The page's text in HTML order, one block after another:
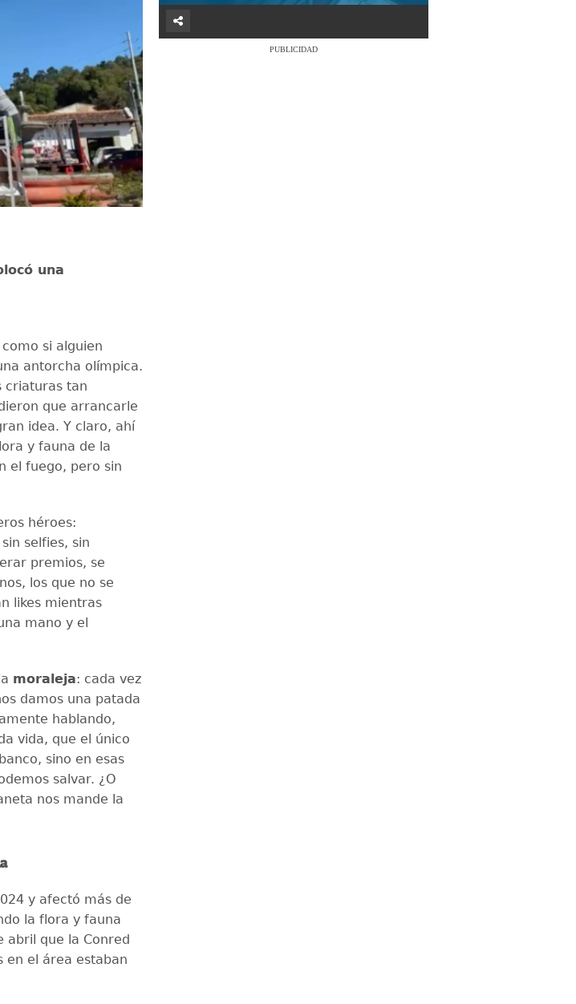
una
si alguien
antorcha olímpica.
criaturas tan
que arrancarle
idea. Y claro, ahí
y fauna de la
el fuego, pero sin
héroes:
selfies, sin
premios, se
los que no se
likes mientras
mano y el
moraleja: cada vez
damos una patada
hablando,
vida, que el único
sino en esas
salvar. ¿O
nos mande la
y afectó más de
la flora y fauna
abril que la Conred
en el área estaban
PUBLICIDAD